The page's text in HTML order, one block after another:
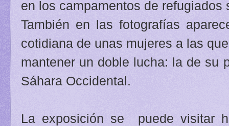
en los campamentos de refugiados
También en las fotografías
cotidiana de unas mujeres a las
mantener un doble lucha: la de su
Sáhara Occidental.
La exposición se puede visitar